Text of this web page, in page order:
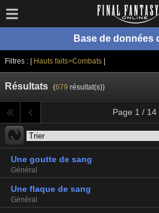
Base de données
Filtres : | Hauts faits>Combats|
Résultats (679 résultat(s))
Page 1 / 14
Une goutte de sang
Général
Une flaque de sang
Général